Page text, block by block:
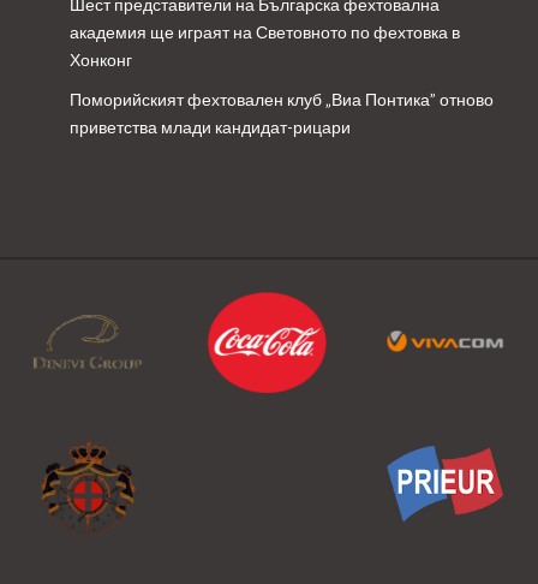
академия ще играят на Световното по фехтовка в
Хонконг
Поморийският фехтовален клуб „Виа Понтика” отново
приветства млади кандидат-рицари